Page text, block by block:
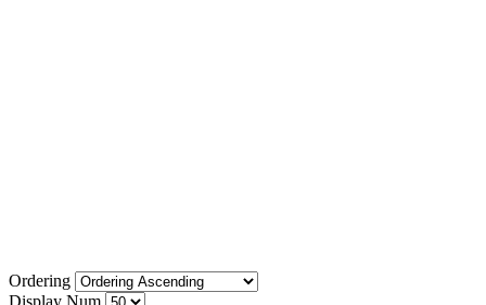
Ordering
Display Num